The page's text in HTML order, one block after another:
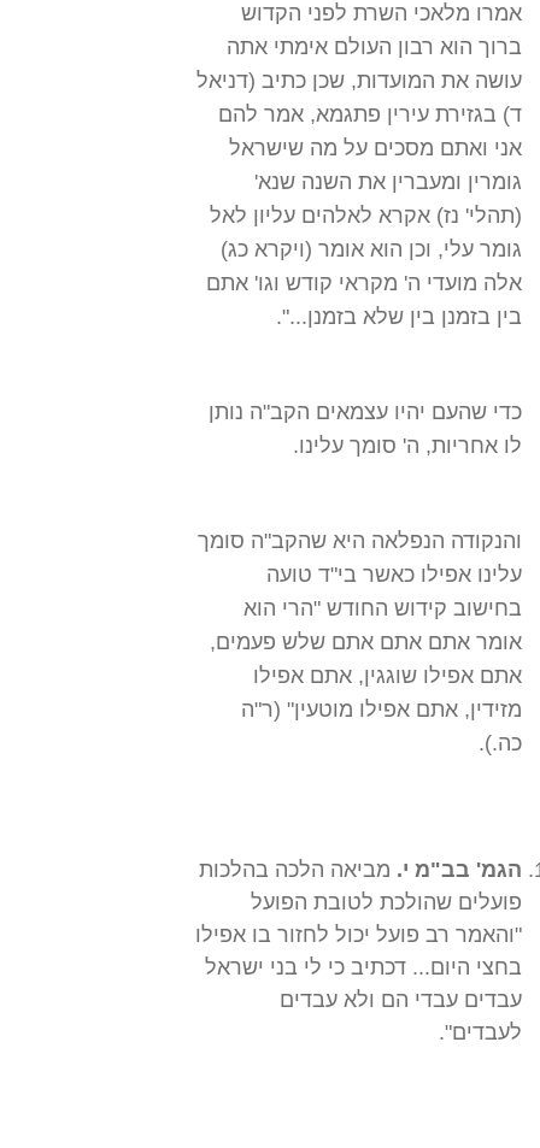
אמרו מלאכי השרת לפני הקדוש
ברוך הוא רבון העולם אימתי אתה
עושה את המועדות, שכן כתיב (דניאל
ד) בגזירת עירין פתגמא, אמר להם
אני ואתם מסכים על מה שישראל
גומרין ומעברין את השנה שנא'
(תהלי' נז) אקרא לאלהים עליון לאל
גומר עלי, וכן הוא אומר (ויקרא כג)
אלה מועדי ה' מקראי קודש וגו' אתם
בין בזמנן בין שלא בזמנן...".
כדי שהעם יהיו עצמאים הקב"ה נותן
לו אחריות, ה' סומך עלינו.
והנקודה הנפלאה היא שהקב"ה סומך
עלינו אפילו כאשר בי"ד טועה
בחישוב קידוש החודש "הרי הוא
אומר אתם אתם אתם שלש פעמים,
אתם אפילו שוגגין, אתם אפילו
מזידין, אתם אפילו מוטעין" (ר"ה
כה.).
הגמ' בב"מ י. מביאה הלכה בהלכות
פועלים שהולכת לטובת הפועל
"והאמר רב פועל יכול לחזור בו אפילו
בחצי היום... דכתיב כי לי בני ישראל
עבדים עבדי הם ולא עבדים
לעבדים".